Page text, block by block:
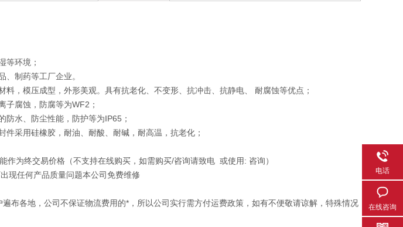
等环境；
制药等工厂企业。
，模压成型，外形美观。具有抗老化、不变形、抗冲击、抗静电、 耐腐蚀等优点；
腐蚀，防腐等为WF2；
水、防尘性能，防护等为IP65；
采用硅橡胶，耐油、耐酸、耐碱，耐高温，抗老化；
为终交易价格（不支持在线购买，如需购买/咨询请致电 或使用: 咨询）
现任何产品质量问题本公司免费维修
布各地，公司不保证物流费用的*，所以公司实行需方付运费政策，如有不便敬请谅解，特殊情况
电话
在线咨询